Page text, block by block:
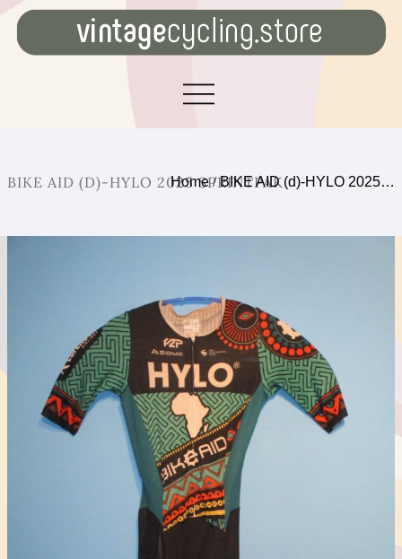
BIKE AID (D)-HYLO 2025 SPRINTPAK
Home/BIKE AID (d)-HYLO 2025…